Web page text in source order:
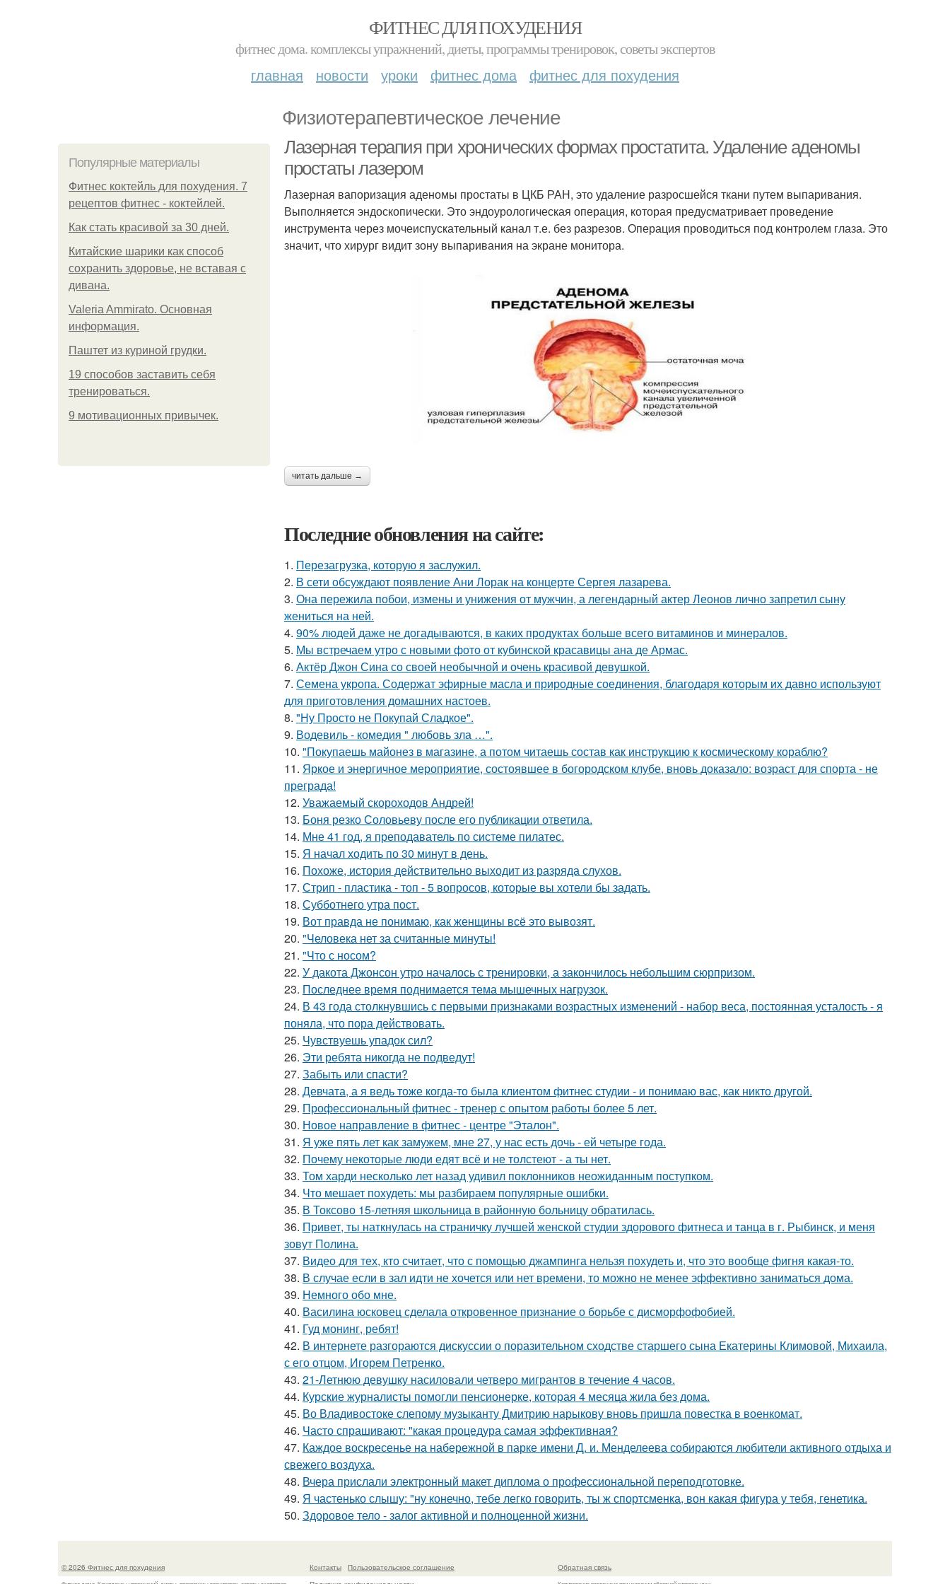
ФИТНЕС ДЛЯ ПОХУДЕНИЯ
фитнес дома. комплексы упражнений, диеты, программы тренировок, советы экспертов
главная новости уроки фитнес дома фитнес для похудения
Физиотерапевтическое лечение
Популярные материалы
Фитнес коктейль для похудения. 7
рецептов фитнес - коктейлей.
Как стать красивой за 30 дней.
Китайские шарики как способ
сохранить здоровье, не вставая с
дивана.
Valeria Ammirato. Основная
информация.
Паштет из куриной грудки.
19 способов заставить себя
тренироваться.
9 мотивационных привычек.
Лазерная терапия при хронических формах простатита. Удаление аденомы
простаты лазером
Лазерная вапоризация аденомы простаты в ЦКБ РАН, это удаление разросшейся ткани путем выпаривания.
Выполняется эндоскопически. Это эндоурологическая операция, которая предусматривает проведение
инструмента через мочеиспускательный канал т.е. без разрезов. Операция проводиться под контролем глаза. Это
значит, что хирург видит зону выпаривания на экране монитора.
читать дальше →
Последние обновления на сайте:
1. Перезагрузка, которую я заслужил.
2. В сети обсуждают появление Ани Лорак на концерте Сергея лазарева.
3. Она пережила побои, измены и унижения от мужчин, а легендарный актер Леонов лично запретил сыну
жениться на ней.
4. 90% людей даже не догадываются, в каких продуктах больше всего витаминов и минералов.
5. Мы встречаем утро с новыми фото от кубинской красавицы ана де Армас.
6. Актёр Джон Сина со своей необычной и очень красивой девушкой.
7. Семена укропа. Содержат эфирные масла и природные соединения, благодаря которым их давно используют
для приготовления домашних настоев.
8. "Ну Просто не Покупай Сладкое".
9. Водевиль - комедия " любовь зла …".
10. "Покупаешь майонез в магазине, а потом читаешь состав как инструкцию к космическому кораблю?
11. Яркое и энергичное мероприятие, состоявшее в богородском клубе, вновь доказало: возраст для спорта - не
преграда!
12. Уважаемый скороходов Андрей!
13. Боня резко Соловьеву после его публикации ответила.
14. Мне 41 год, я преподаватель по системе пилатес.
15. Я начал ходить по 30 минут в день.
16. Похоже, история действительно выходит из разряда слухов.
17. Стрип - пластика - топ - 5 вопросов, которые вы хотели бы задать.
18. Субботнего утра пост.
19. Вот правда не понимаю, как женщины всё это вывозят.
20. "Человека нет за считанные минуты!
21. "Что с носом?
22. У дакота Джонсон утро началось с тренировки, а закончилось небольшим сюрпризом.
23. Последнее время поднимается тема мышечных нагрузок.
24. В 43 года столкнувшись с первыми признаками возрастных изменений - набор веса, постоянная усталость - я
поняла, что пора действовать.
25. Чувствуешь упадок сил?
26. Эти ребята никогда не подведут!
27. Забыть или спасти?
28. Девчата, а я ведь тоже когда-то была клиентом фитнес студии - и понимаю вас, как никто другой.
29. Профессиональный фитнес - тренер с опытом работы более 5 лет.
30. Новое направление в фитнес - центре "Эталон".
31. Я уже пять лет как замужем, мне 27, у нас есть дочь - ей четыре года.
32. Почему некоторые люди едят всё и не толстеют - а ты нет.
33. Том харди несколько лет назад удивил поклонников неожиданным поступком.
34. Что мешает похудеть: мы разбираем популярные ошибки.
35. В Токсово 15-летняя школьница в районную больницу обратилась.
36. Привет, ты наткнулась на страничку лучшей женской студии здорового фитнеса и танца в г. Рыбинск, и меня
зовут Полина.
37. Видео для тех, кто считает, что с помощью джампинга нельзя похудеть и, что это вообще фигня какая-то.
38. В случае если в зал идти не хочется или нет времени, то можно не менее эффективно заниматься дома.
39. Немного обо мне.
40. Василина юсковец сделала откровенное признание о борьбе с дисморфофобией.
41. Гуд монинг, ребят!
42. В интернете разгораются дискуссии о поразительном сходстве старшего сына Екатерины Климовой, Михаила,
с его отцом, Игорем Петренко.
43. 21-Летнюю девушку насиловали четверо мигрантов в течение 4 часов.
44. Курские журналисты помогли пенсионерке, которая 4 месяца жила без дома.
45. Во Владивостоке слепому музыканту Дмитрию нарыкову вновь пришла повестка в военкомат.
46. Часто спрашивают: "какая процедура самая эффективная?
47. Каждое воскресенье на набережной в парке имени Д. и. Менделеева собираются любители активного отдыха и
свежего воздуха.
48. Вчера прислали электронный макет диплома о профессиональной переподготовке.
49. Я частенько слышу: "ну конечно, тебе легко говорить, ты ж спортсменка, вон какая фигура у тебя, генетика.
50. Здоровое тело - залог активной и полноценной жизни.
© 2026 Фитнес для похудения Контакты
Пользовательское соглашение
Обратная связь